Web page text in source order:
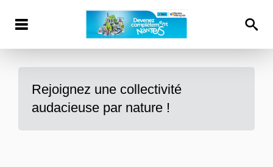
Rejoignez une collectivité
audacieuse par nature !